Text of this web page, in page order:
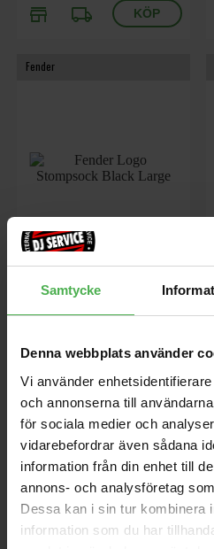
Samtycke
Denna webbplats använder
Vi använder
och annonserna till
för sociala medier och
vidarebefordrar även sådana
information från din enhet till
annons- och analysföretag
Dessa kan i sin tur kombinera
information som du har
store local_shipping
Fender
Logo Stompsock Black Large
Stomp-strumpor, svarta,
Tillverkad av en
bomullsblandning med
plastflaskor, Storlek large
store local_shipping
Zildjian